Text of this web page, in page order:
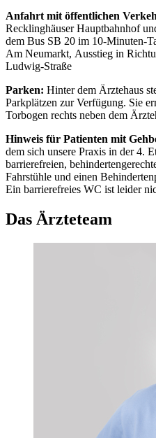
Anfahrt mit öffentlichen
Recklinghäuser Hauptbahnhof
dem Bus SB 20 im 10-Minuten-
Am Neumarkt, Ausstieg in
Ludwig-Straße
​Parken: Hinter dem Ärztehaus
Parkplätzen zur Verfügung. Sie
Torbogen rechts neben dem
Hinweis für Patienten mit
dem sich unsere Praxis in der 4.
barrierefreien,
Fahrstühle und einen
Ein barrierefreies WC ist leider
Das Ärzteteam